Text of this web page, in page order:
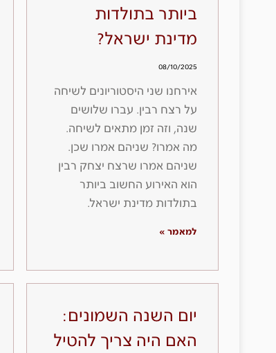
ביותר בתולדות
מדינת ישראל?
08/10/2025
אירחנו שני היסטוריונים לשיחה
על רצח רבין. עברו שלושים
שנה, וזה זמן מתאים לשיחה.
מה אמרו? שניהם אמרו שכן.
שניהם אמרו שרצח יצחק רבין
הוא האירוע החשוב ביותר
בתולדות מדינת ישראל.
למאמר »
יום השנה השמונים:
האם היה צריך להטיל